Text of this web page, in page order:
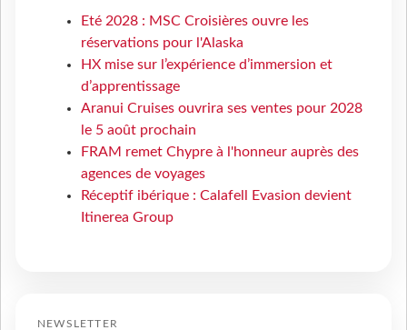
Eté 2028 : MSC Croisières ouvre les
réservations pour l'Alaska
HX mise sur l’expérience d’immersion et
d’apprentissage
Aranui Cruises ouvrira ses ventes pour 2028
le 5 août prochain
FRAM remet Chypre à l'honneur auprès des
agences de voyages
Réceptif ibérique : Calafell Evasion devient
Itinerea Group
NEWSLETTER